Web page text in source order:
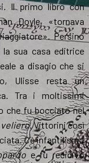
Il primo libro con
Doyle, «tornava
Persino
sua casa editrice
a disagio che si
Ulisse resta un
Tra i moltissimi
che fu bocciato nel
. Vittorini così
C’è infantilismo
e fu recidivo